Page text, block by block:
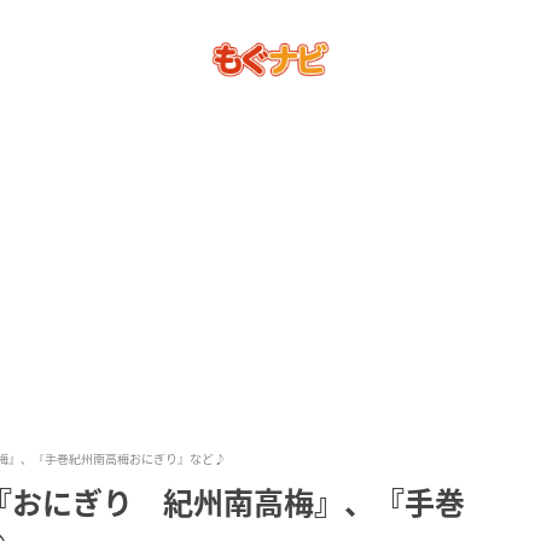
、『手巻紀州南高梅おにぎり』など♪
おにぎり 紀州南高梅』、『手巻